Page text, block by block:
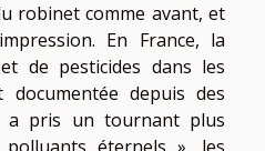
robinet comme avant, et
En France, la
de pesticides dans les
depuis des
a pris un tournant plus